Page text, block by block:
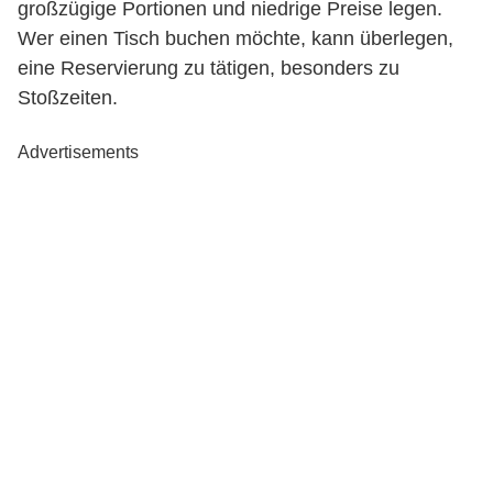
großzügige Portionen und niedrige Preise legen.
Wer einen Tisch buchen möchte, kann überlegen,
eine Reservierung zu tätigen, besonders zu
Stoßzeiten.
Advertisements